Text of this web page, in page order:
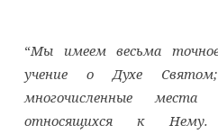
“Мы имеем весьма
учение о Духе
многочисленные места
относящихся к